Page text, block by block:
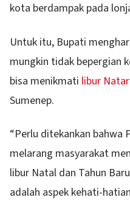
kota berdampak pada
Untuk itu, Bupati
mungkin tidak bepergian
bisa menikmati libur
Sumenep.
“Perlu ditekankan bahwa
melarang masyarakat
libur Natal dan Tahun
adalah aspek kehati-